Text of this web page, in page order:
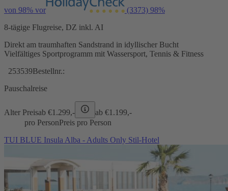
von 98% vor (3373) 98%
8-tägige Flugreise, DZ inkl. AI
Direkt am traumhaften Sandstrand in idyllischer Bucht
Vielfältiges Sportprogramm mit Wassersport, Tennis & Fitness
253539Bestellnr.:
Pauschalreise
Alter Preisab €1.299,- ab €1.199,-
pro PersonPreis pro Person
TUI BLUE Insula Alba - Adults Only Stil-Hotel